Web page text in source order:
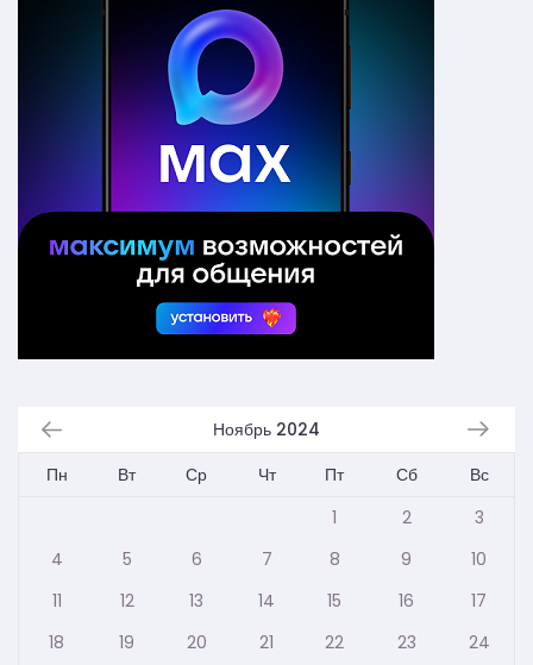
Ноябрь 2024
Пн
Вт Ср Чт Пт Сб
Вс
1
2
3
4
5 6 7 8 9
10
11
12 13 14 15 16
17
18
19 20 21 22 23
24